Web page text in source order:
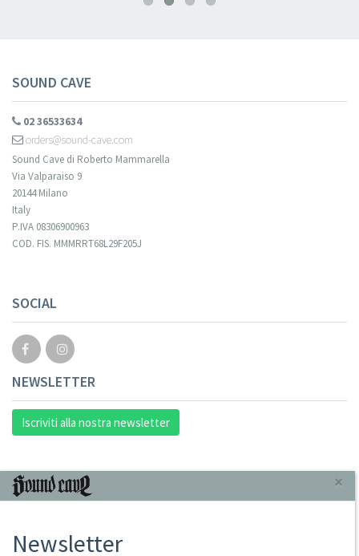
SOUND CAVE
02 36533634
orders@sound-cave.com
Sound Cave di Roberto Mammarella
Via Valparaiso 9
20144 Milano
Italy
P.IVA 08306900963
COD. FIS. MMMRRT68L29F205J
SOCIAL
NEWSLETTER
Iscriviti alla nostra newsletter
INFORMAZIONI
Punto Vendita
×
Newsletter